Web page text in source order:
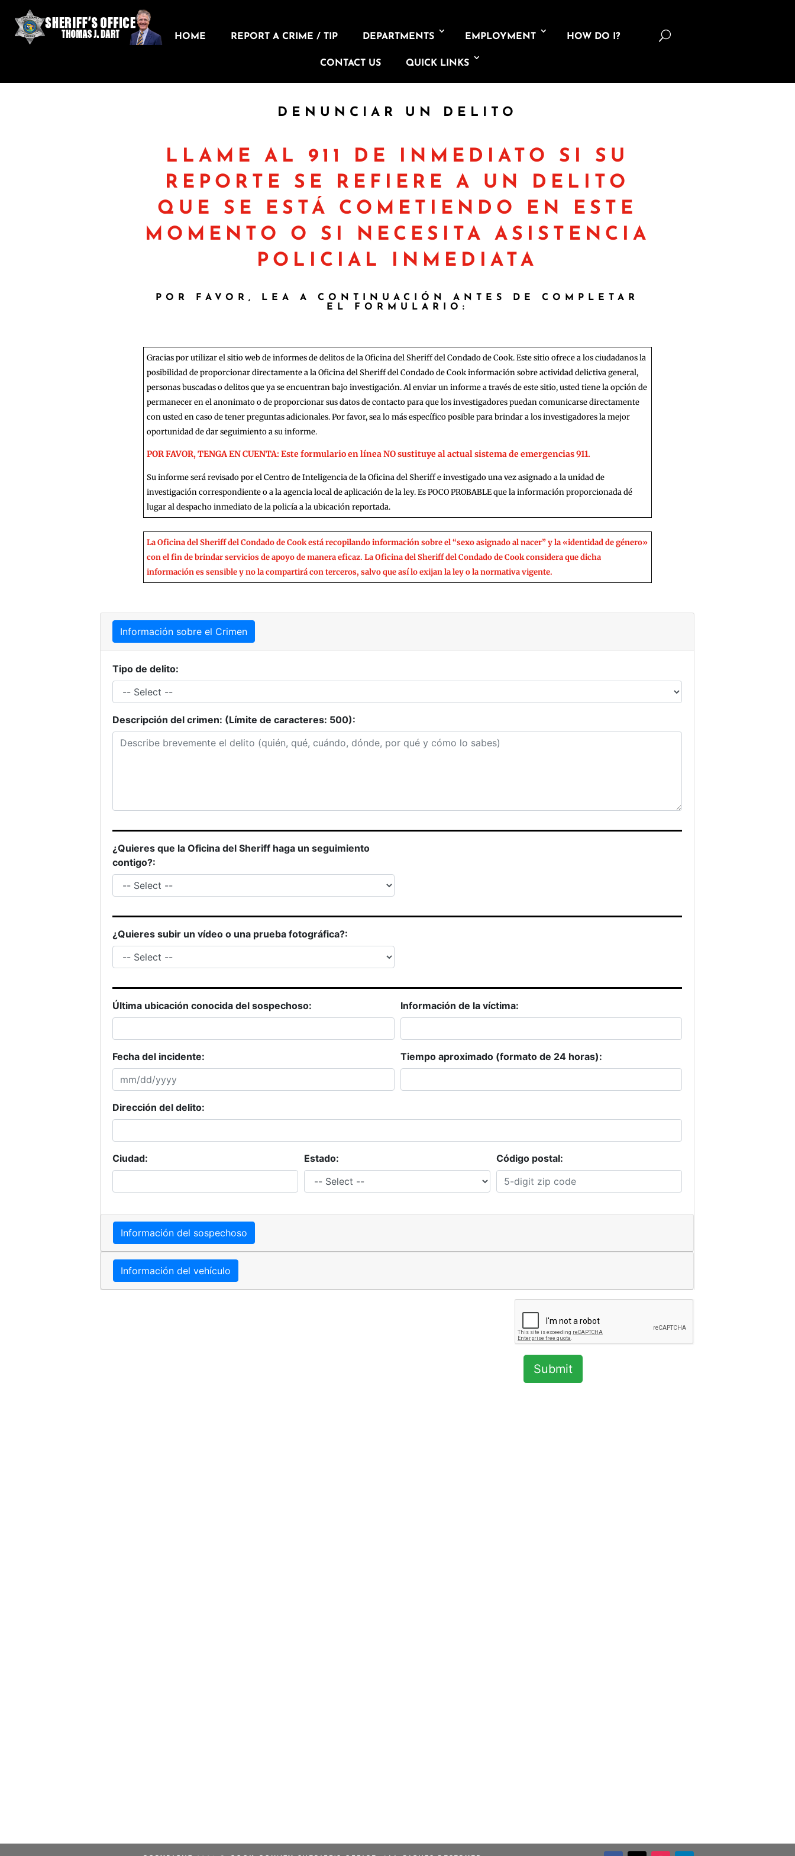
HOME REPORT A CRIME / TIP DEPARTMENTS EMPLOYMENT HOW DO I?
CONTACT US QUICK LINKS
U
DENUNCIAR UN DELITO
LLAME AL 911 DE INMEDIATO SI SU
REPORTE SE REFIERE A UN DELITO
QUE SE ESTÁ COMETIENDO EN ESTE
MOMENTO O SI NECESITA ASISTENCIA
POLICIAL INMEDIATA
POR FAVOR, LEA A CONTINUACIÓN ANTES DE COMPLETAR
EL FORMULARIO:
Gracias por utilizar el sitio web de informes de delitos de la Oficina del Sheriff del Condado de Cook. Este sitio ofrece a los ciudadanos la
posibilidad de proporcionar directamente a la Oficina del Sheriff del Condado de Cook información sobre actividad delictiva general,
personas buscadas o delitos que ya se encuentran bajo investigación. Al enviar un informe a través de este sitio, usted tiene la opción de
permanecer en el anonimato o de proporcionar sus datos de contacto para que los investigadores puedan comunicarse directamente
con usted en caso de tener preguntas adicionales. Por favor, sea lo más específico posible para brindar a los investigadores la mejor
oportunidad de dar seguimiento a su informe.
POR FAVOR, TENGA EN CUENTA: Este formulario en línea NO sustituye al actual sistema de emergencias 911.
Su informe será revisado por el Centro de Inteligencia de la Oficina del Sheriff e investigado una vez asignado a la unidad de
investigación correspondiente o a la agencia local de aplicación de la ley. Es POCO PROBABLE que la información proporcionada dé
lugar al despacho inmediato de la policía a la ubicación reportada.
La Oficina del Sheriff del Condado de Cook está recopilando información sobre el “sexo asignado al nacer” y la «identidad de género»
con el fin de brindar servicios de apoyo de manera eficaz. La Oficina del Sheriff del Condado de Cook considera que dicha
información es sensible y no la compartirá con terceros, salvo que así lo exijan la ley o la normativa vigente.